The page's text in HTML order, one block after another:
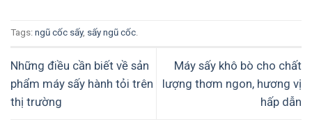
Tags: ngũ cốc sấy, sấy ngũ cốc.
Những điều cần biết về sản
phẩm máy sấy hành tỏi trên
thị trường
Máy sấy khô bò cho chất
lượng thơm ngon, hương vị
hấp dẫn